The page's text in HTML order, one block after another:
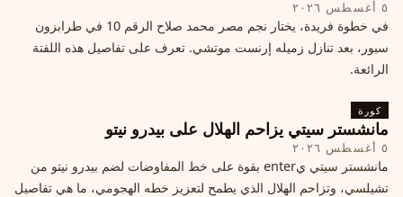
٥ أغسطس ٢٠٢٦
في خطوة فريدة، يختار نجم مصر محمد صلاح الرقم 10 في طرابزون
سبور، بعد تنازل زميله إرنست موتشي. تعرف على تفاصيل هذه اللفتة
الرائعة.
كورة
مانشستر سيتي يزاحم الهلال على بيدرو نيتو
٥ أغسطس ٢٠٢٦
مانشستر سيتي يenter بقوة على خط المفاوضات لضم بيدرو نيتو من
تشيلسي، وتزاحم الهلال الذي يطمح لتعزيز خطه الهجومي، ما هي تفاصيل